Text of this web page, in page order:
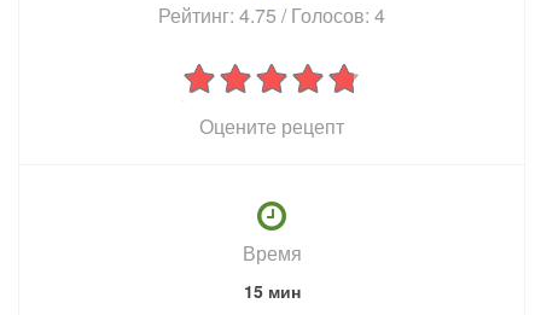
Рейтинг: 4.75 / Голосов: 4
Оцените рецепт
Время
15 мин